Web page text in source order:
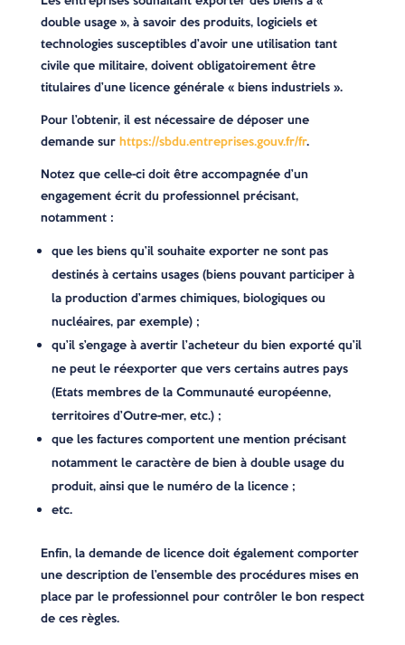
double usage », à savoir des produits, logiciels et
technologies susceptibles d’avoir une utilisation tant
civile que militaire, doivent obligatoirement être
titulaires d’une licence générale « biens industriels ».
Pour l’obtenir, il est nécessaire de déposer une
demande sur https://sbdu.entreprises.gouv.fr/fr.
Notez que celle-ci doit être accompagnée d’un
engagement écrit du professionnel précisant,
notamment :
que les biens qu’il souhaite exporter ne sont pas
destinés à certains usages (biens pouvant participer à
la production d’armes chimiques, biologiques ou
nucléaires, par exemple) ;
qu’il s’engage à avertir l’acheteur du bien exporté qu’il
ne peut le réexporter que vers certains autres pays
(Etats membres de la Communauté européenne,
territoires d’Outre-mer, etc.) ;
que les factures comportent une mention précisant
notamment le caractère de bien à double usage du
produit, ainsi que le numéro de la licence ;
etc.
Enfin, la demande de licence doit également comporter
une description de l’ensemble des procédures mises en
place par le professionnel pour contrôler le bon respect
de ces règles.